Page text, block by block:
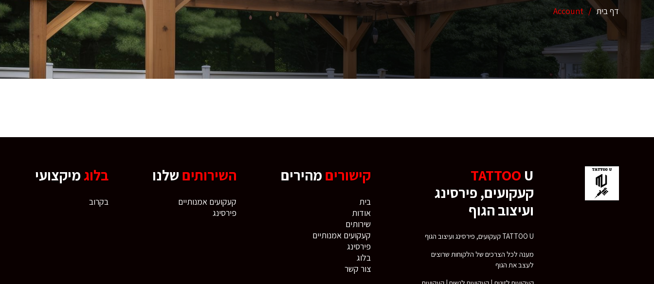
דף בית /
Account
TATTOO U
קעקועים, פירסינג
ועיצוב הגוף
TATTOO U קעקועים, פירסינג ועיצוב הגוף
מענה לכל הצרכים של הלקוחות שרוצים
לעצב את הגוף
קישורים מהירים
בית
אודות
שירותים
קעקועים אמנותיים
פירסינג
בלוג
צור קשר
השירותים שלנו
קעקועים אמנותיים
פירסינג
בלוגמיקצועי
בקרוב